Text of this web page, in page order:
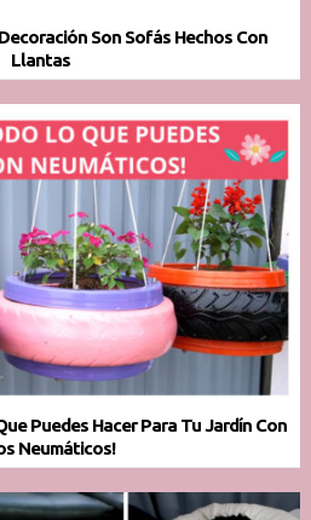
Son Sofás Hechos Con
Llantas
Puedes Hacer Para Tu Jardín Con
Neumáticos!